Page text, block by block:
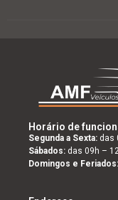
Horário de
Segunda a Sexta: das
Sábados: das 09h –
Domingos e Feriados: